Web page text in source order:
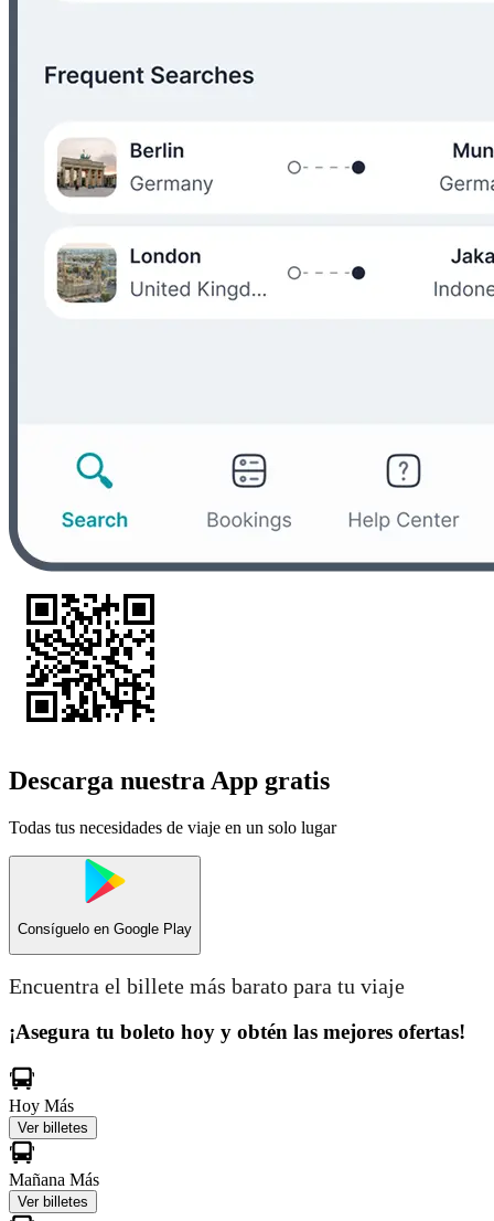
Descarga nuestra App gratis
Todas tus necesidades de viaje en un solo lugar
Consíguelo en Google Play
Encuentra el billete más barato para tu viaje
¡Asegura tu boleto hoy y obtén las mejores ofertas!
Hoy Más
Ver billetes
Mañana Más
Ver billetes